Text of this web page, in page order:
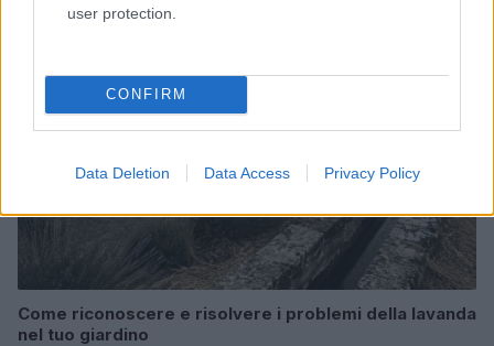
user protection.
CONFIRM
Data Deletion Data Access Privacy Policy
Come riconoscere e risolvere i problemi della lavanda
nel tuo giardino